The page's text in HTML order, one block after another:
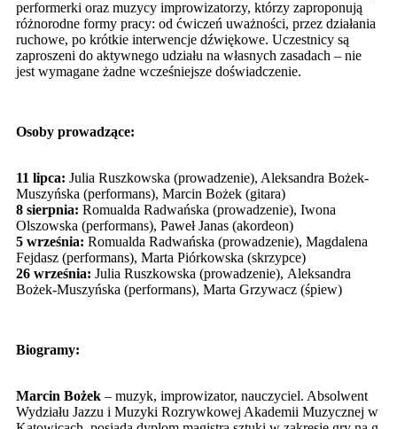
performerki oraz muzycy improwizatorzy, którzy zaproponują
różnorodne formy pracy: od ćwiczeń uważności, przez działania
ruchowe, po krótkie interwencje dźwiękowe. Uczestnicy są
zaproszeni do aktywnego udziału na własnych zasadach – nie
jest wymagane żadne wcześniejsze doświadczenie.
Osoby prowadzące:
11 lipca: Julia Ruszkowska (prowadzenie), Aleksandra Bożek-
Muszyńska (performans), Marcin Bożek (gitara)
8 sierpnia: Romualda Radwańska (prowadzenie), Iwona
Olszowska (performans), Paweł Janas (akordeon)
5 września: Romualda Radwańska (prowadzenie), Magdalena
Fejdasz (performans), Marta Piórkowska (skrzypce)
26 września: Julia Ruszkowska (prowadzenie), Aleksandra
Bożek-Muszyńska (performans), Marta Grzywacz (śpiew)
Biogramy:
Marcin Bożek – muzyk, improwizator, nauczyciel. Absolwent
Wydziału Jazzu i Muzyki Rozrywkowej Akademii Muzycznej w